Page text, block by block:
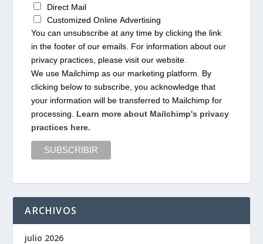
Direct Mail
Customized Online Advertising
You can unsubscribe at any time by clicking the link
in the footer of our emails. For information about our
privacy practices, please visit our website.
We use Mailchimp as our marketing platform. By
clicking below to subscribe, you acknowledge that
your information will be transferred to Mailchimp for
processing. Learn more about Mailchimp's privacy
practices here.
ARCHIVOS
julio 2026